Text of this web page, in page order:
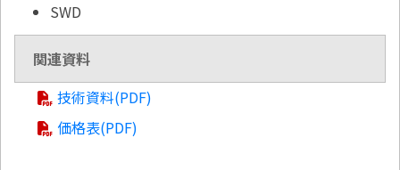
SWD
関連資料
技術資料(PDF)
価格表(PDF)